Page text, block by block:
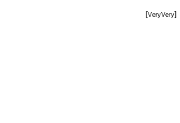
[VeryVery]